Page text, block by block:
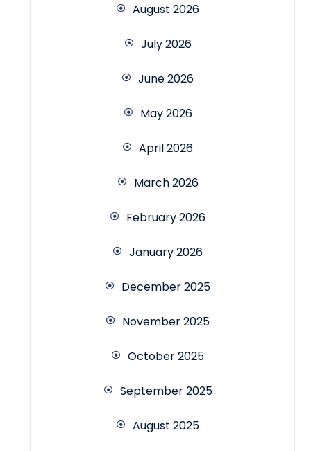
August 2026
July 2026
June 2026
May 2026
April 2026
March 2026
February 2026
January 2026
December 2025
November 2025
October 2025
September 2025
August 2025